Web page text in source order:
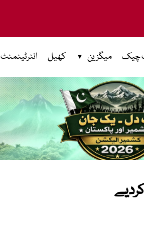
چیک میگزین کھیل انٹرٹینمنٹ